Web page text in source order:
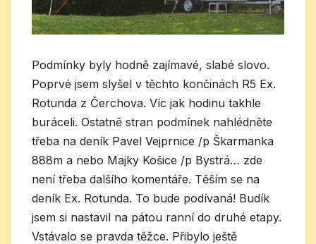
Podmínky byly hodně zajímavé, slabé slovo.
Poprvé jsem slyšel v těchto končinách R5 Ex.
Rotunda z Čerchova. Víc jak hodinu takhle
buráceli. Ostatně stran podmínek nahlédněte
třeba na deník Pavel Vejprnice /p Škarmanka
888m a nebo Majky Košice /p Bystrá… zde
není třeba dalšího komentáře. Těším se na
deník Ex. Rotunda. To bude podívaná! Budík
jsem si nastavil na pátou ranní do druhé etapy.
Vstávalo se pravda těžce. Přibylo ještě